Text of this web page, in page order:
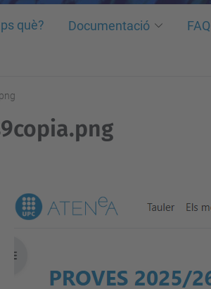
què? Documentació FAQ